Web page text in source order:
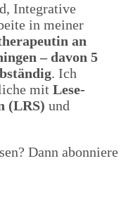
Integrative
in meiner
an
– davon 5
. Ich
mit Lese-
(LRS) und
Dann abonniere